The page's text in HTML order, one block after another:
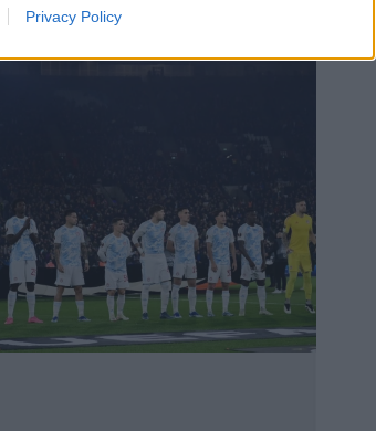
Privacy Policy